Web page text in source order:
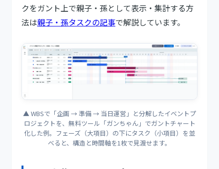
クをガント上で親子・孫として表示・集計する方
法は親子・孫タスクの記事で解説しています。
▲ WBSで「企画 → 準備 → 当日運営」と分解したイベントプ
ロジェクトを、無料ツール「ガンちゃん」でガントチャート
化した例。フェーズ（大項目）の下にタスク（小項目）を並
べると、構造と時間軸を1枚で見渡せます。